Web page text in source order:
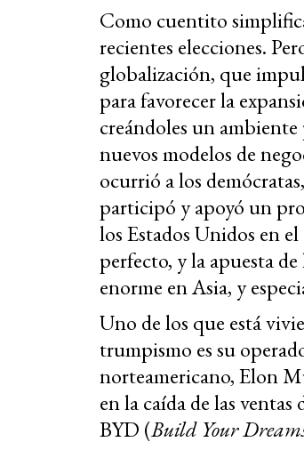
Como cuentito
recientes elecciones.
globalización, que
para favorecer la
creándoles un
nuevos modelos de
ocurrió a los
participó y apoyó un
los Estados Unidos en
perfecto, y la apuesta
enorme en Asia, y
Uno de los que está
trumpismo es su
norteamericano, Elon
en la caída de las ventas
BYD (Build Your